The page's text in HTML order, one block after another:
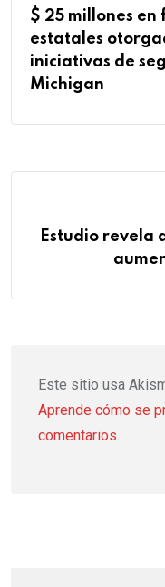
$ 25 millones en
estatales
iniciativas de
Michigan
Estudio revela
Este sitio usa
Aprende cómo se
comentarios.